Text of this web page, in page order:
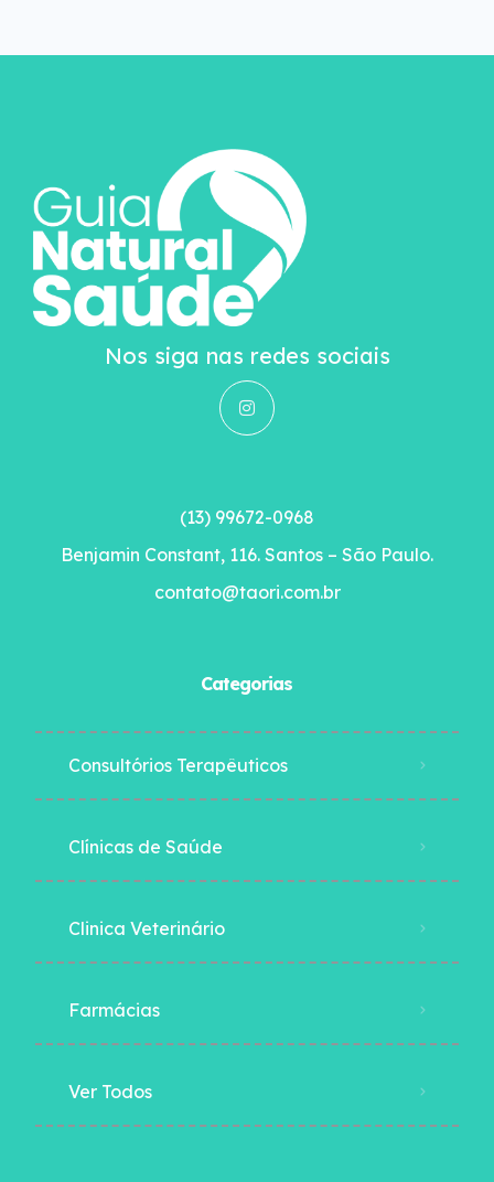
Nos siga nas redes sociais
(13) 99672-0968
Benjamin Constant, 116. Santos – São Paulo.
contato@taori.com.br
Categorias
Consultórios Terapêuticos
Clínicas de Saúde
Clinica Veterinário
Farmácias
Ver Todos